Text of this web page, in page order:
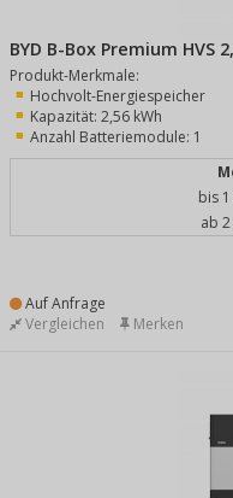
BYD B-Box Premium HVS
Produkt-Merkmale:
Hochvolt-Energiespeicher
Kapazität: 2,56 kWh
Anzahl Batteriemodule: 1
bis
ab
Auf Anfrage
Vergleichen Merken